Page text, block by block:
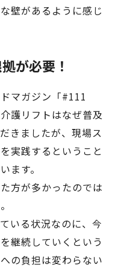
壁があるように感じ
が必要！
マガジン「#111
護リフトはなぜ普及
きましたが、現場ス
実践するということ
ます。
方が多かったのでは
いる状況なのに、今
継続していくという
の負担は変わらない